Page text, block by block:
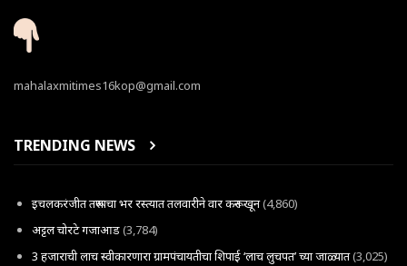
mahalaxmitimes16kop@gmail.com
TRENDING NEWS
इचलकरंजीत तरूणाचा भर रस्त्यात तलवारीने वार करून खून(4,860)
अट्टल चोरटे गजाआड(3,784)
3 हजाराची लाच स्वीकारणारा ग्रामपंचायतीचा शिपाई ‘लाच लुचपत’ च्या जाळ्यात(3,025)